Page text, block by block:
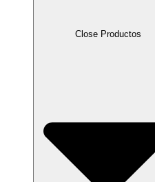
Close Productos